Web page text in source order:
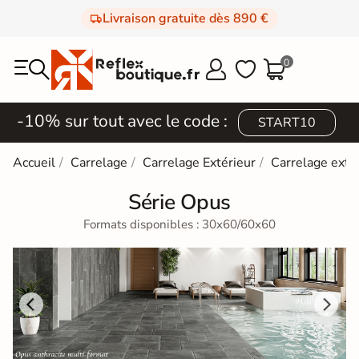
Livraison gratuite dès 890 €
  0
-10% sur tout avec le code : START10
Accueil Carrelage Carrelage Extérieur Carrelage
Série Opus
Formats disponibles : 30x60/60x60